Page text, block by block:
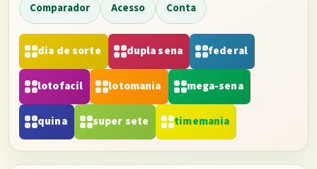
Comparador Acesso Conta
dia de sorte dupla sena federal
lotofacil lotomania mega-sena
quina super sete timemania